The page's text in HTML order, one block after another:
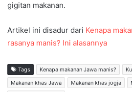
gigitan makanan.
Artikel ini disadur dari Kenapa
rasanya manis? Ini alasannya
Tags Kenapa makanan Jawa manis?
Makanan khas Jawa
Makanan khas jogja